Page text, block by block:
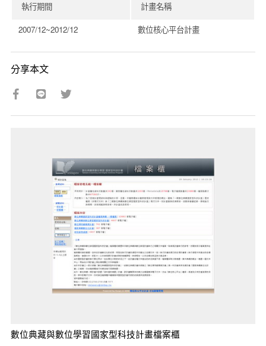
執行期間 計畫名稱
2007/12~2012/12 數位核心平台計畫
分享本文
數位典藏與數位學習國家型科技計畫檔案櫃